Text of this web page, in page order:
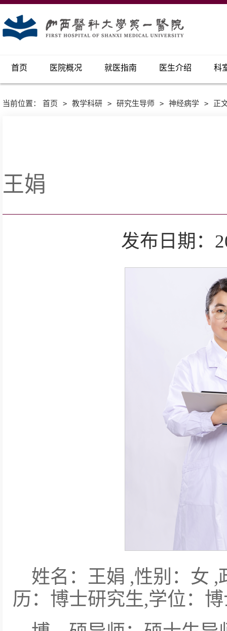
首页 医院概况 就医指南 医生介绍 科
当前位置： 首页 > 教学科研 > 研究生导师 > 神经病学 > 正
王娟
发布日期：
姓名：王娟 ,性别：女
历：博士研究生,学位：